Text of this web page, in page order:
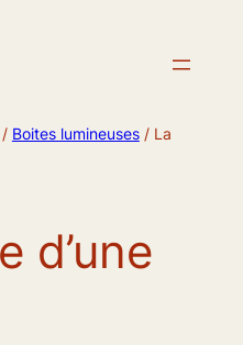
/ Boites lumineuses/ La
d’une